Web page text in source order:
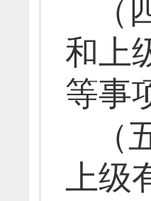
和上
等事
上